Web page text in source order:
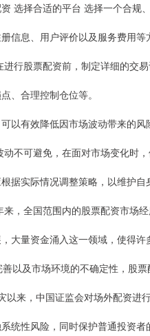
选择合适的平台 选择一个合规
信息、用户评价以及服务费用等
行股票配资前，制定详细的交易
、合理控制仓位等。
以有效降低因市场波动带来的风
不可避免，在面对市场变化时，
据实际情况调整策略，以维护自
，全国范围内的股票配资市场经
大量资金涌入这一领域，使得许
以及市场环境的不确定性，股票
以来，中国证监会对场外配资进
统性风险，同时保护普通投资者